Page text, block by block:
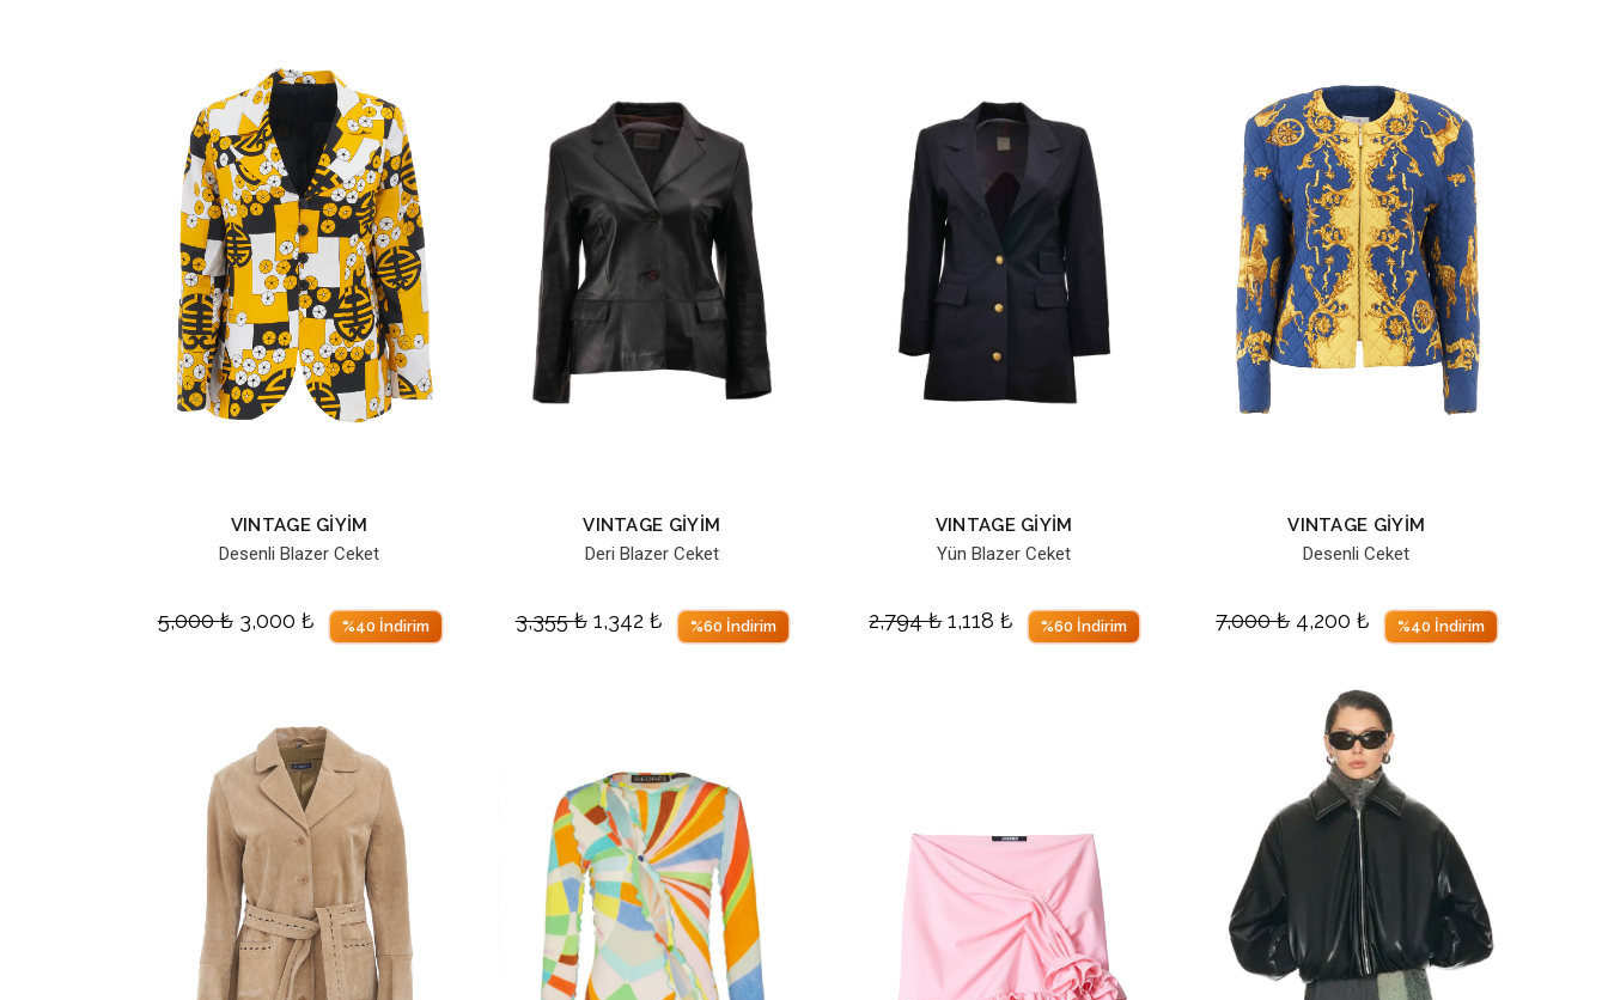
VINTAGE GİYİM
Desenli Blazer Ceket
5,000₺ 3,000 ₺ %40 İndirim
VINTAGE GİYİM
Deri Blazer Ceket
3,355₺ 1,342 ₺ %60 İndirim
VINTAGE GİYİM
Yün Blazer Ceket
2,794₺ 1,118₺ %60 İndirim
VINTAGE GİYİM
Desenli Ceket
7,000₺ 4,200₺ %40 İndirim